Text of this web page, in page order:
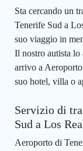
Sta cercando un
Tenerife Sud a
suo viaggio in
Il nostro autista lo
arrivo a
suo hotel, villa o
Servizio di
Sud a Los
Aeroporto di